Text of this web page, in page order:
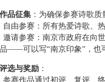
品征集 ：为确保参赛诗歌
由参赛：所有热爱诗歌、
请参赛：南京市政府在向
——可以写“南京印象”，也
选与奖励 ：
赛作品通过初评、复评、